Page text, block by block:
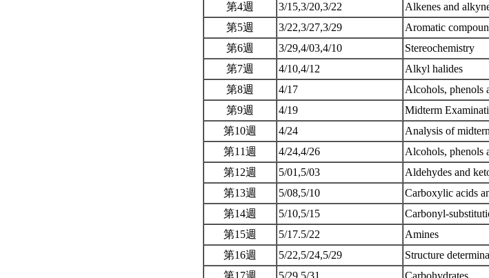
第4週
3/15,3/20,3/22
Alkenes and
第5週
3/22,3/27,3/29
Aromatic
第6週
3/29,4/03,4/10
Stereochemistry
第7週
4/10,4/12
Alkyl halides
第8週
4/17
Alcohols, phenols
第9週
4/19
Midterm
第10週
4/24
Analysis of
第11週
4/24,4/26
Alcohols, phenols
第12週
5/01,5/03
Aldehydes and
第13週
5/08,5/10
Carboxylic acids
第14週
5/10,5/15
Carbonyl-
第15週
5/17.5/22
Amines
第16週
5/22,5/24,5/29
Structure
第17週
5/29,5/31 Carbohydrates